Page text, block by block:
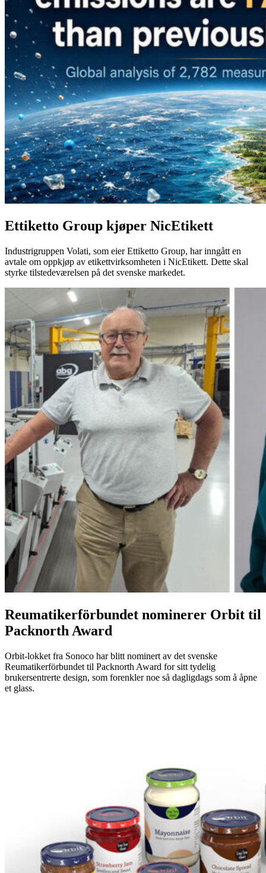
Ettiketto Group kjøper NicEtikett
Industrigruppen Volati, som eier Ettiketto Group, har inngått en
avtale om oppkjøp av etikettvirksomheten i NicEtikett. Dette skal
styrke tilstedeværelsen på det svenske markedet.
Reumatikerförbundet nominerer Orbit til
Packnorth Award
Orbit-lokket fra Sonoco har blitt nominert av det svenske
Reumatikerförbundet til Packnorth Award for sitt tydelig
brukersentrerte design, som forenkler noe så dagligdags som å åpne
et glass.